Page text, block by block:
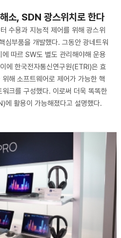
소, SDN 광스위치로 한다
수용과 지능적 제어를 위해 광스위
심부품을 개발했다. 그동안 광네트워
따르 SW도 별도 관리해야해 운용
에 한국전자통신연구원(ETRI)은 효
해 소프트웨어로 제어가 가능한 핵
크를 구성했다. 이로써 더욱 똑똑한
에 활용이 가능해졌다고 설명했다.